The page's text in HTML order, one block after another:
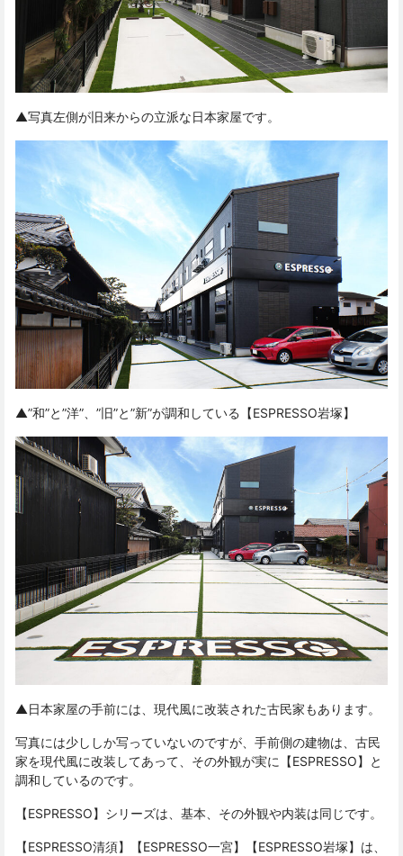
▲写真左側が旧来からの立派な日本家屋です。
▲”和”と”洋”、”旧”と”新”が調和している【ESPRESSO岩塚】
▲日本家屋の手前には、現代風に改装された古民家もあります。
写真には少ししか写っていないのですが、手前側の建物は、古民
家を現代風に改装してあって、その外観が実に【ESPRESSO】と
調和しているのです。
【ESPRESSO】シリーズは、基本、その外観や内装は同じです。
【ESPRESSO清須】【ESPRESSO一宮】【ESPRESSO岩塚】は、